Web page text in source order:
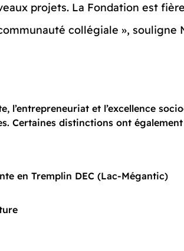
projets. La Fondation est
collégiale », souligne
l’entrepreneuriat et l’excellence
Certaines distinctions ont
en Tremplin DEC (Lac-Mégantic)